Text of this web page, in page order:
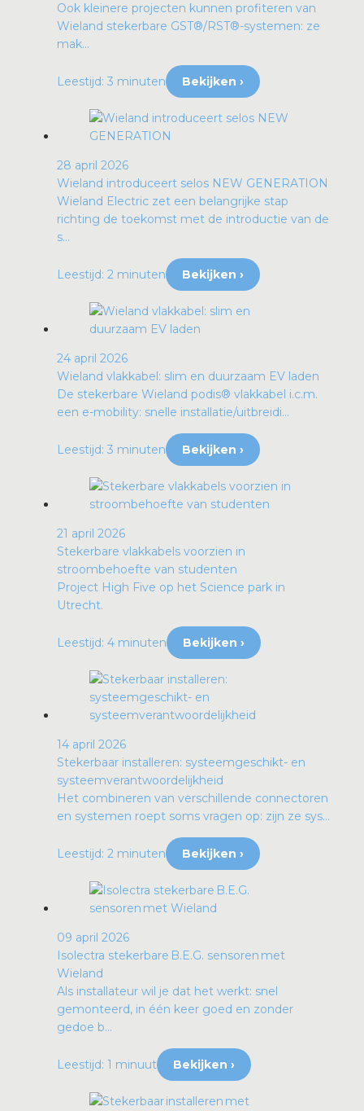
Ook kleinere projecten kunnen profiteren van
Wieland stekerbare GST®/RST®-systemen: ze
mak...
Leestijd: 3 minuten Bekijken ›
28 april 2026
Wieland introduceert selos NEW GENERATION
Wieland Electric zet een belangrijke stap
richting de toekomst met de introductie van de
s...
Leestijd: 2 minuten Bekijken ›
24 april 2026
Wieland vlakkabel: slim en duurzaam EV laden
De stekerbare Wieland podis® vlakkabel i.c.m.
een e-mobility: snelle installatie/uitbreidi...
Leestijd: 3 minuten Bekijken ›
21 april 2026
Stekerbare vlakkabels voorzien in
stroombehoefte van studenten
Project High Five op het Science park in
Utrecht.
Leestijd: 4 minuten Bekijken ›
14 april 2026
Stekerbaar installeren: systeemgeschikt- en
systeemverantwoordelijkheid
Het combineren van verschillende connectoren
en systemen roept soms vragen op: zijn ze sys...
Leestijd: 2 minuten Bekijken ›
09 april 2026
Isolectra stekerbare B.E.G. sensoren met
Wieland
Als installateur wil je dat het werkt: snel
gemonteerd, in één keer goed en zonder
gedoe b...
Leestijd: 1 minuut Bekijken ›